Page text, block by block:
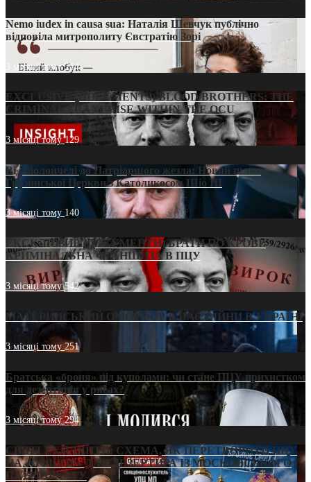
Nemo iudex in causa sua: Наталія Шевчук публічно
відповіла митрополиту Євстратію Зорі
3 місяці тому214
EXCLUSIVE (DOCUMENTS)/BLOOD BROTHERS: THE
CRIMINAL FRANCHISE WITHIN THE OCU
3 місяці тому129
Від віолончелі до Патріаршого жезла: Новий шлях
Грузинської Церкви з Католикосом Шіо III
3 місяці тому 140
ЕКСКЛЮЗИВ (ДОКУМЕНТИ)/БРАТИ ПО КРОВІ:
КРИМІНАЛЬНА ФРАНШИЗА В ПЦУ
3 місяці тому542
МАТЕРИНСЬКИЙ ОМОРФОР В ЧАС ВІЙНИ В УКРАЇНІ
3 місяці тому251
Братська «броня» під куполами: чи стане ПЦУ прихистком
для дезертирів у рясах?
3 місяці тому294
СВЯТІ УХИЛЯНТИ: СХЕМА, ЯК ПЕРЕТВОРИТИ ПЦУ
НА «ОФШОР» ДЛЯ ДЕЗЕРТИРА ІЗ МОСКОВСЬКОГО
ПАТРІАРХАТУ